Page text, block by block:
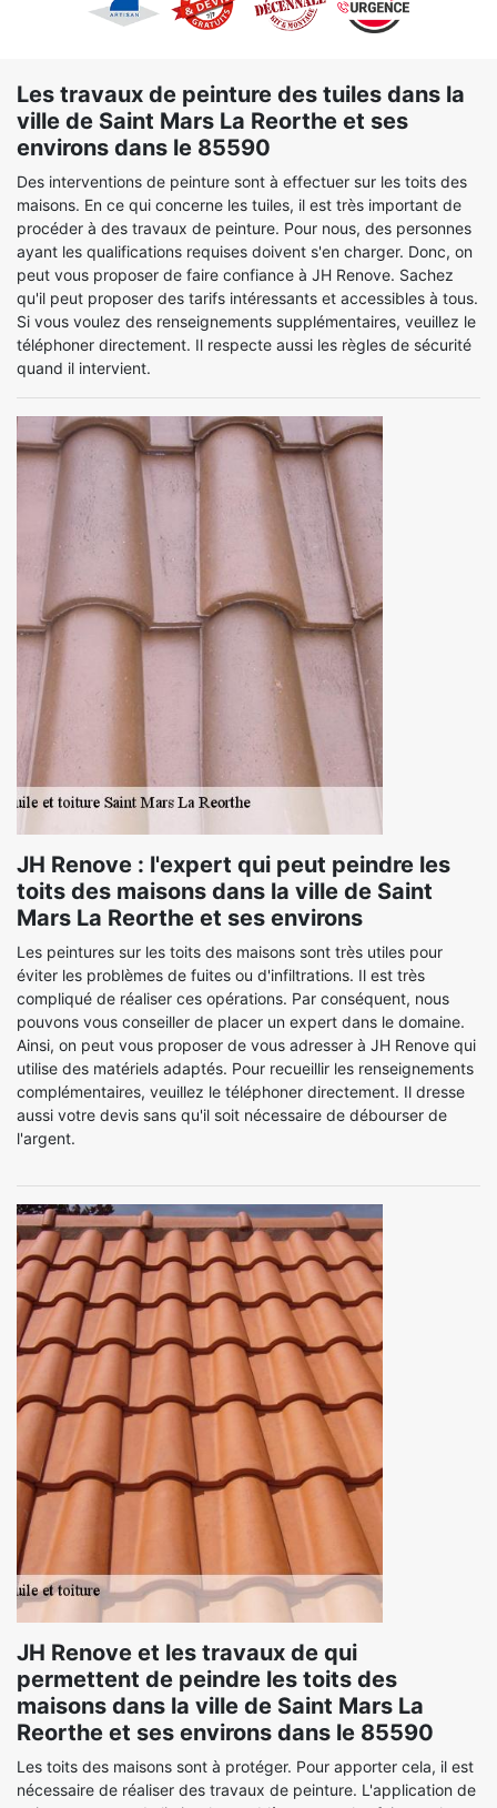
Les travaux de peinture des tuiles dans la
ville de Saint Mars La Reorthe et ses
environs dans le 85590
Des interventions de peinture sont à effectuer sur les toits des
maisons. En ce qui concerne les tuiles, il est très important de
procéder à des travaux de peinture. Pour nous, des personnes
ayant les qualifications requises doivent s'en charger. Donc, on
peut vous proposer de faire confiance à JH Renove. Sachez
qu'il peut proposer des tarifs intéressants et accessibles à tous.
Si vous voulez des renseignements supplémentaires, veuillez le
téléphoner directement. Il respecte aussi les règles de sécurité
quand il intervient.
JH Renove : l'expert qui peut peindre les
toits des maisons dans la ville de Saint
Mars La Reorthe et ses environs
Les peintures sur les toits des maisons sont très utiles pour
éviter les problèmes de fuites ou d'infiltrations. Il est très
compliqué de réaliser ces opérations. Par conséquent, nous
pouvons vous conseiller de placer un expert dans le domaine.
Ainsi, on peut vous proposer de vous adresser à JH Renove qui
utilise des matériels adaptés. Pour recueillir les renseignements
complémentaires, veuillez le téléphoner directement. Il dresse
aussi votre devis sans qu'il soit nécessaire de débourser de
l'argent.
JH Renove et les travaux de qui
permettent de peindre les toits des
maisons dans la ville de Saint Mars La
Reorthe et ses environs dans le 85590
Les toits des maisons sont à protéger. Pour apporter cela, il est
nécessaire de réaliser des travaux de peinture. L'application de